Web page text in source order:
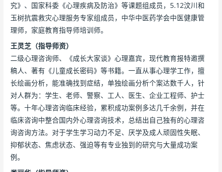
究》、国家科委《心理疾病及防治》等课题组成员，5.12汶川和
玉树抗震救灾心理服务专家组成员，中华中医药学会中医健康管
理师，家庭教育指导师培训师。
王灵芝（指导师资）
二级心理咨询师、《成长大家谈》心理嘉宾，现代教育报特邀撰
稿人、著有《儿童成长密码》等书籍。一直从事心理学工作，擅
长绘画分析，能准确找到症结，单独绘画分析个案达数千人，针
对人群为：学生、老师、警察、工人、医生、企业工程师、护士
等。十年心理咨询临床经验，累积成功案例多达几千余例，并在
临床咨询中整合国内外心理咨询技术，总结出自己独有的心理咨
询咨询方法。对于学生学习动力不足、厌学及成人顽固性失眠、
抑郁状态、焦虑状态、强迫等有专业独到的研究与大量成功案
例。